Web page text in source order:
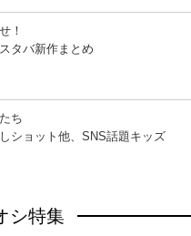
！
タバ新作まとめ
ち
ショット他、SNS話題キッズ
シ特集